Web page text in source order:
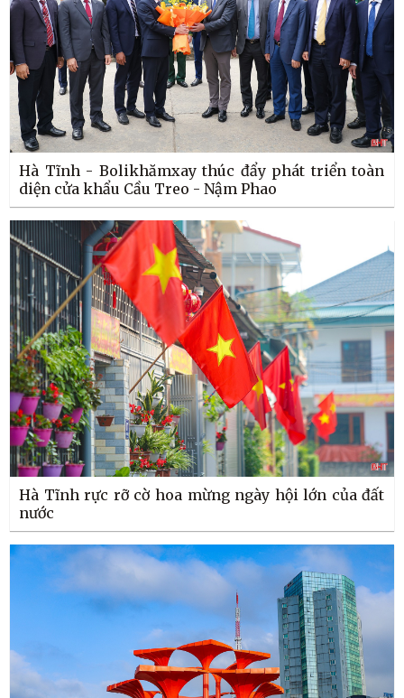
Hà Tĩnh - Bolikhămxay thúc đẩy phát triển toàn
diện cửa khẩu Cầu Treo - Nậm Phao
Hà Tĩnh rực rỡ cờ hoa mừng ngày hội lớn của đất
nước